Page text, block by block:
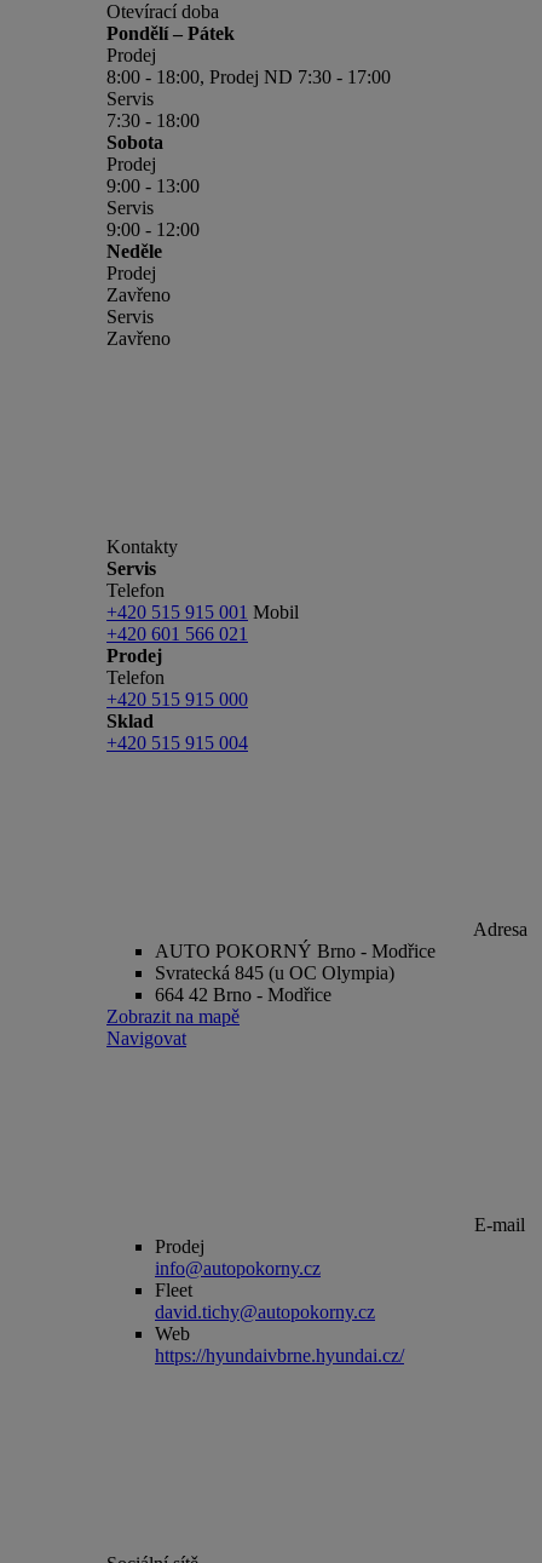
Otevírací doba
Pondělí – Pátek
Prodej
8:00 - 18:00, Prodej ND 7:30 - 17:00
Servis
7:30 - 18:00
Sobota
Prodej
9:00 - 13:00
Servis
9:00 - 12:00
Neděle
Prodej
Zavřeno
Servis
Zavřeno
Kontakty
Servis
Telefon
+420 515 915 001 Mobil
+420 601 566 021
Prodej
Telefon
+420 515 915 000
Sklad
+420 515 915 004
Adresa
AUTO POKORNÝ Brno - Modřice
Svratecká 845 (u OC Olympia)
664 42 Brno - Modřice
Zobrazit na mapě
Navigovat
E-mail
Prodej
info@autopokorny.cz
Fleet
david.tichy@autopokorny.cz
Web
https://hyundaivbrne.hyundai.cz/